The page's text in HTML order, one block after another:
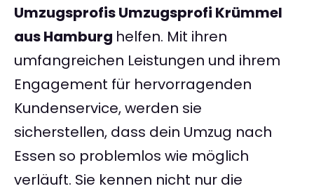
Umzugsprofis Umzugsprofi Krümmel
aus Hamburg helfen. Mit ihren
umfangreichen Leistungen und ihrem
Engagement für hervorragenden
Kundenservice, werden sie
sicherstellen, dass dein Umzug nach
Essen so problemlos wie möglich
verläuft. Sie kennen nicht nur die